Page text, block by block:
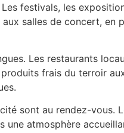
festivals, les
salles de concert,
Les restaurants
frais du terroir
sont au rendez-vous.
atmosphère